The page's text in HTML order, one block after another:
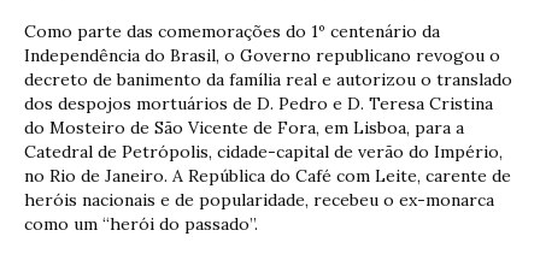
Como parte das comemorações do 1º centenário da
Independência do Brasil, o Governo republicano revogou o
decreto de banimento da família real e autorizou o translado
dos despojos mortuários de D. Pedro e D. Teresa Cristina
do Mosteiro de São Vicente de Fora, em Lisboa, para a
Catedral de Petrópolis, cidade-capital de verão do Império,
no Rio de Janeiro. A República do Café com Leite, carente de
heróis nacionais e de popularidade, recebeu o ex-monarca
como um “herói do passado”.